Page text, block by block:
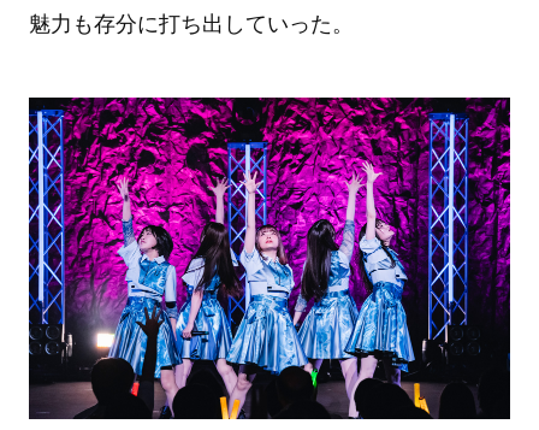
魅力も存分に打ち出していった。